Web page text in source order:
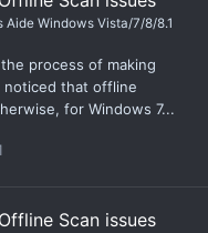
Aide Windows Vista/7/8/8.1
process of making
noticed that offline
for Windows 7...
Scan issues